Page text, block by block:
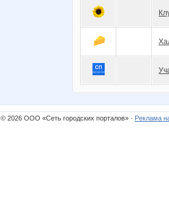
© 2026 ООО «Сеть городских порталов» · Реклама